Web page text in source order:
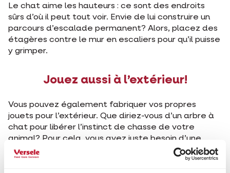
Le chat aime les hauteurs : ce sont des endroits
sûrs d’où il peut tout voir. Envie de lui construire un
parcours d’escalade permanent? Alors, placez des
étagères contre le mur en escaliers pour qu’il puisse
y grimper.
Jouez aussi à l’extérieur!
Vous pouvez également fabriquer vos propres
jouets pour l’extérieur. Que diriez-vous d’un arbre à
chat pour libérer l’instinct de chasse de votre
animal? Pour cela, vous avez juste besoin d’une
simple branche droite, de la corde et des plumes!